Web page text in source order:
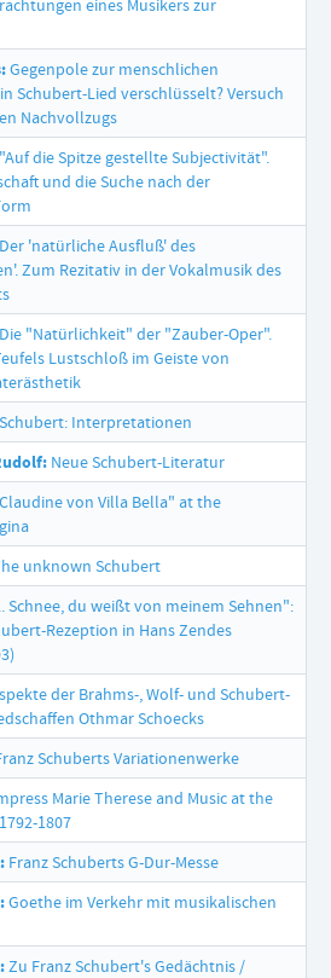
eines Musikers zur
Gegenpole zur menschlichen
Schubert-Lied verschlüsselt? Versuch
Nachvollzugs
"Auf die Spitze gestellte Subjectivität".
und die Suche nach der
Der 'natürliche Ausfluß' des
Zum Rezitativ in der Vokalmusik des
Die "Natürlichkeit" der "Zauber-Oper".
Lustschloß im Geiste von
Schubert: Interpretationen
Neue Schubert-Literatur
von Villa Bella" at the
unknown Schubert
Schnee, du weißt von meinem Sehnen":
Rezeption in Hans Zendes
der Brahms-, Wolf- und Schubert-
Othmar Schoecks
Schuberts Variationenwerke
Marie Therese and Music at the
1807
Franz Schuberts G-Dur-Messe
Goethe im Verkehr mit musikalischen
Zu Franz Schubert's Gedächtnis /